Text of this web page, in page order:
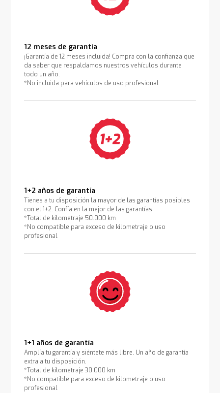
12 meses de garantía
¡Garantía de 12 meses incluida! Compra con la confianza que
da saber que respaldamos nuestros vehículos durante
todo un año.
*No incluida para vehículos de uso profesional
1+2 años de garantía
Tienes a tu disposición la mayor de las garantías posibles
con el 1+2. Confía en la mejor de las garantías.
*Total de kilometraje 50.000 km
*No compatible para exceso de kilometraje o uso
profesional
1+1 años de garantía
Amplía tu garantía y siéntete más libre. Un año de garantía
extra a tu disposición.
*Total de kilometraje 30.000 km
*No compatible para exceso de kilometraje o uso
profesional